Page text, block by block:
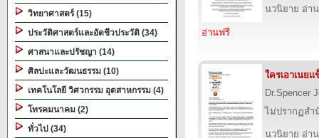
วิทยาศาสตร์ (15)
ประวัติศาสตร์และอัตชีวประวัติ (34)
ศาสนาและปรัชญา (14)
ศิลปะและวัฒนธรรม (10)
เทคโนโลยี วิศวกรรม อุตสาหกรรม (4)
โทรคมนาคม (2)
ทั่วไป (34)
นวนิยาย อ่า
อ่านฟรี
ใครเอาเนย
Dr.Spencer
ไม่ปรากฏส
นวนิยาย อ่า